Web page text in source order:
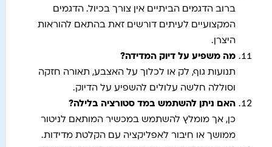
ברוב הדגמים הביתיים אין צורך בכיול. הדגמים
המקצועיים לעיתים דורשים זאת בהתאם להוראות
היצרן.
מה משפיע על דיוק המדידה?
תנועות גוף, לק או לכלוך על האצבע, תאורה חזקה
וסוללה חלשה עלולים להשפיע על הדיוק.
האם ניתן להשתמש במד סטורציה בלילה?
כן, אך מומלץ להשתמש במכשיר המותאם לניטור
ממושך או חיבור לאפליקציה עם הקלטת מדידות.